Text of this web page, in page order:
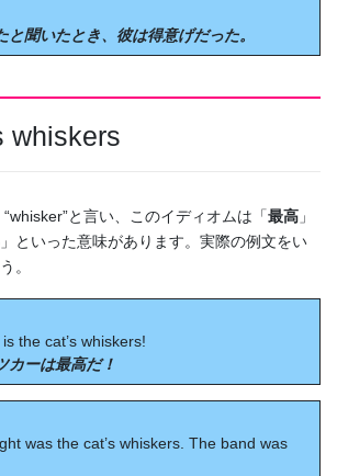
と聞いたとき、彼は得意げだった。
whiskers
と言い、このイディオムは「最高 」
」といった意味があります。実際の例文をい
。
the cat’s whiskers!
カーは最高だ！
was the cat’s whiskers. The band was